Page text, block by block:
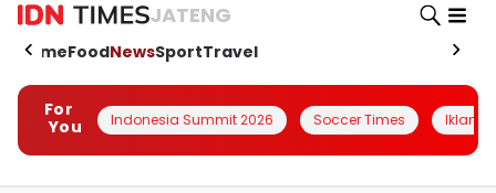
JATENG
HomeFoodNewsSportTravel
For
You
Indonesia Summit 2026 Soccer Times Iklanin